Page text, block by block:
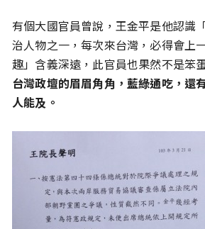
有個大國官員曾說，王金平是他認識
治人物之一，每次來台灣，必得會上
趣」含義深遠，此官員也果然不是笨
台灣政壇的眉眉角角，藍綠通吃，還
人能及。